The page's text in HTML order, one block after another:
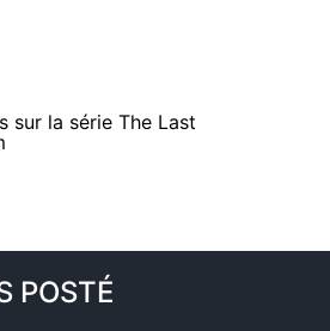
sur la série The Last
POSTÉ